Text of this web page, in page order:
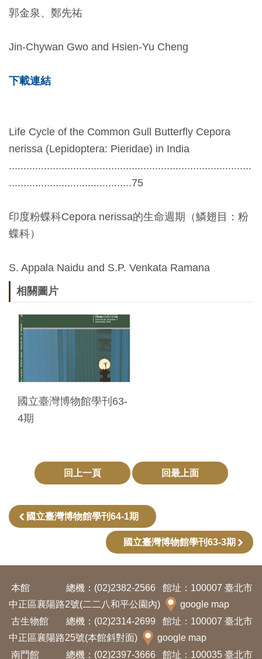
網
導
Ba
ha
Ind
esi
Tiế
Việ
郭金泉、鄭先祐
Jin-Chywan Gwo and Hsien-Yu Cheng
下載連結
Life Cycle of the Common Gull Butterfly Cepora
nerissa (Lepidoptera: Pieridae) in India
...................................................................................
..........................................75
印度粉蝶科Cepora nerissa的生命週期（鱗翅目：粉
蝶科）
S. Appala Naidu and S.P. Venkata Ramana
相關圖片
國立臺灣博物館學刊63-
4期
回上一頁 回最上面
國立臺灣博物館學刊64-1期
國立臺灣博物館學刊63-3期
本館 總機：(02)2382-2566
館址：100007 臺北市
中正區襄陽路2號(二二八和平公園內)
google map
古生物館
總機：(02)2314-2699
館址：100007 臺北市
中正區襄陽路25號(本館斜對面)
google map
南門館
總機：(02)2397-3666 館址：100035 臺北市